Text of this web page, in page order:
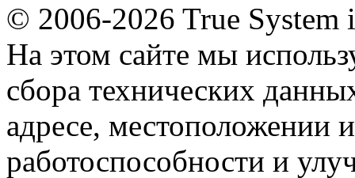
© 2006-2026 True System
На этом сайте мы
сбора технических
адресе, местоположении
работоспособности и